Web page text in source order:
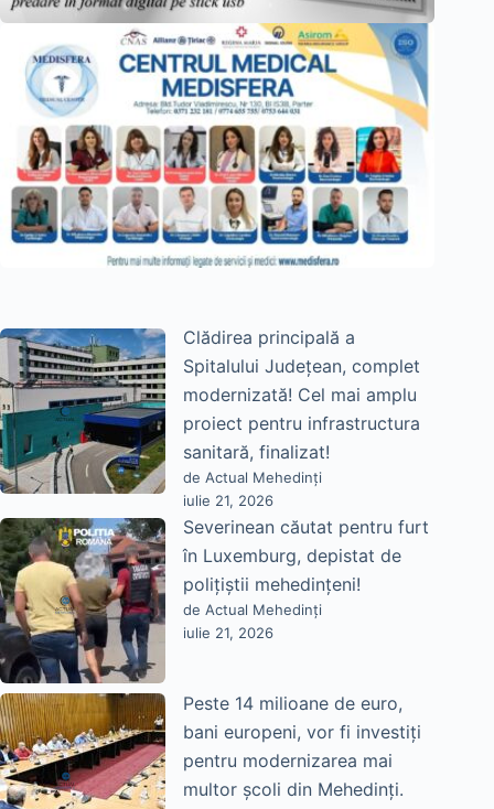
Clădirea principală a
Spitalului Județean, complet
modernizată! Cel mai amplu
proiect pentru infrastructura
sanitară, finalizat!
de Actual Mehedinți
iulie 21, 2026
Severinean căutat pentru furt
în Luxemburg, depistat de
polițiștii mehedințeni!
de Actual Mehedinți
iulie 21, 2026
Peste 14 milioane de euro,
bani europeni, vor fi investiți
pentru modernizarea mai
multor școli din Mehedinți.